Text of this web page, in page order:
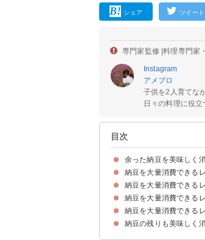
シェア ツイート
専門家監修 |料理専門家
Instagram
アメブロ
子供を2人育てな
日々の料理に役
目次
余った納豆を美味しく
納豆を大量消費できる
①納豆油揚げ
②卵焼き
③玉ねぎ納豆ツナサラダ
④キャベツと納豆の和風
⑤大根納豆
⑥レンコンとツナと納豆
⑦豆腐とほうれん草の納
⑧梅きゅうり納豆
⑨つるむらさきと納豆の
納豆を大量消費できる
①チヂミ
②納豆焼き
③厚揚げの納豆チーズ
④春巻き
⑤ピーマンの納豆キムチ
⑥油揚げおつまみピザ
⑦納豆椎茸
納豆を大量消費できる
①納豆オムレツ
②唐揚げ
③納豆とニラの天ぷら
④納豆餃子
納豆を大量消費できる
①納豆トースト
②納豆のバター醤油パス
③豆腐納豆キムチグラタ
④アボカド納豆丼
⑤ピリ辛ひき肉納豆丼
⑥納豆チャーハン
⑦納豆うどん
納豆の残りも美味しく